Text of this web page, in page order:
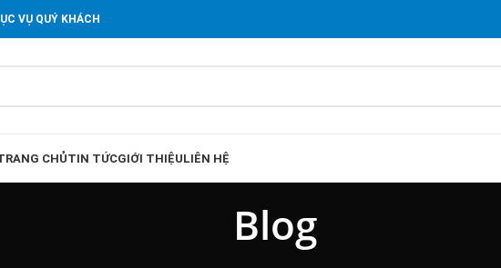
VỤ QUÝ KHÁCH
CHỦTIN TỨCGIỚI THIỆULIÊN HỆ
Blog